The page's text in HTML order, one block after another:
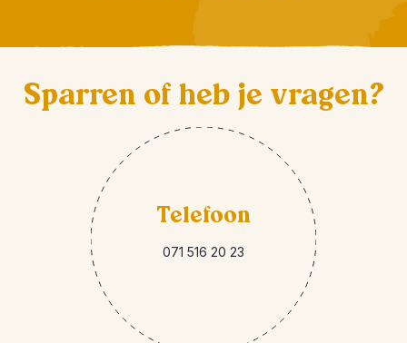
Sparren of heb je vragen?
Telefoon
071 516 20 23